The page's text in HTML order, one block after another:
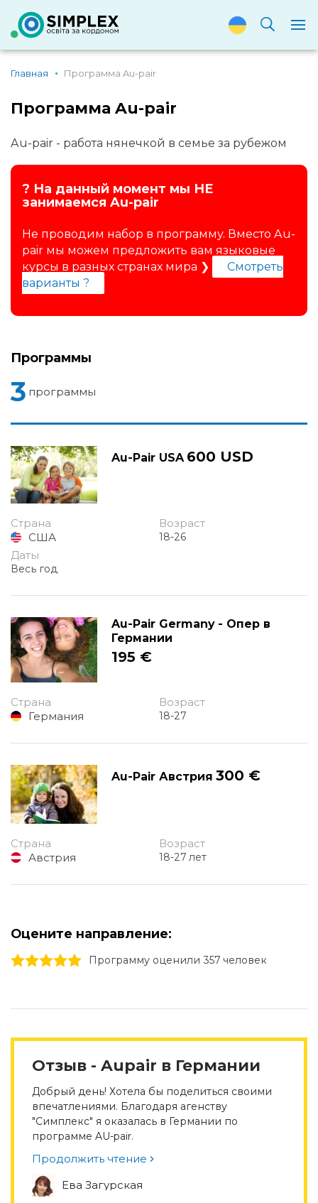
Главная Программа Au-pair
Программа Au-pair
Au-pair - работа нянечкой в семье за рубежом
? На данный момент мы НЕ
занимаемся Au-pair
Не проводим набор в программу. Вместо Au-
pair мы можем предложить вам языковые
курсы в разных странах мира ❯
Смотреть
варианты ?
Программы
3 программы
Au-Pair USA 600 USD
Страна
США
Возраст
18-26
Даты
Весь год
Au-Pair Germany - Опер в
Германии
195 €
Страна
Германия
Возраст
18-27
Au-Pair Австрия 300 €
Страна
Австрия
Возраст
18-27 лет
Оцените направление:
5 stars
4 stars
3 stars
2 stars
1 stars Программу оценили 357 человек
Отзыв - Aupair в Германии
Добрый день! Хотела бы поделиться своими
впечатлениями. Благодаря агенству
"Симплекс" я оказалась в Германии по
программе AU-pair.
Продолжить чтение
Ева Загурская